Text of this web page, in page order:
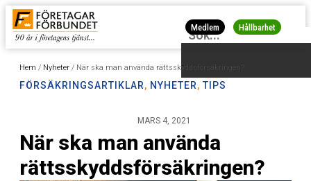
Medlem Hållbarhet
Hem / Nyheter / När ska man använda rättsskyddsförsäkringen?
FÖRSÄKRINGSARTIKLAR, NYHETER, TIPS
MARS 4, 2021
När ska man använda
rättsskyddsförsäkringen?